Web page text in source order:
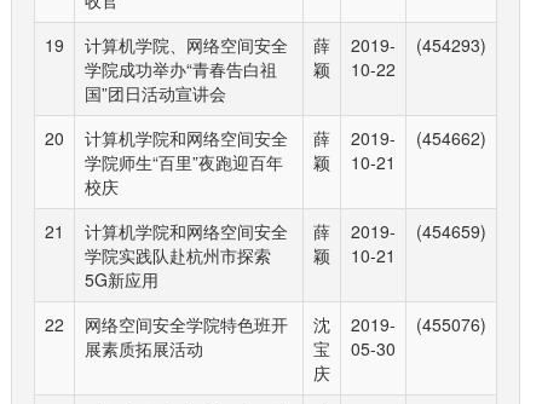
19
计算机学院、网络空间安全
学院成功举办“青春告白祖
国”团日活动宣讲会
薛
颖
2019-
10-22
(454293)
20
计算机学院和网络空间安全
学院师生“百里”夜跑迎百年
校庆
薛
颖
2019-
10-21
(454662)
21
计算机学院和网络空间安全
学院实践队赴杭州市探索
5G新应用
薛
颖
2019-
10-21
(454659)
22
网络空间安全学院特色班开
展素质拓展活动
沈
宝
庆
2019-
05-30
(455076)